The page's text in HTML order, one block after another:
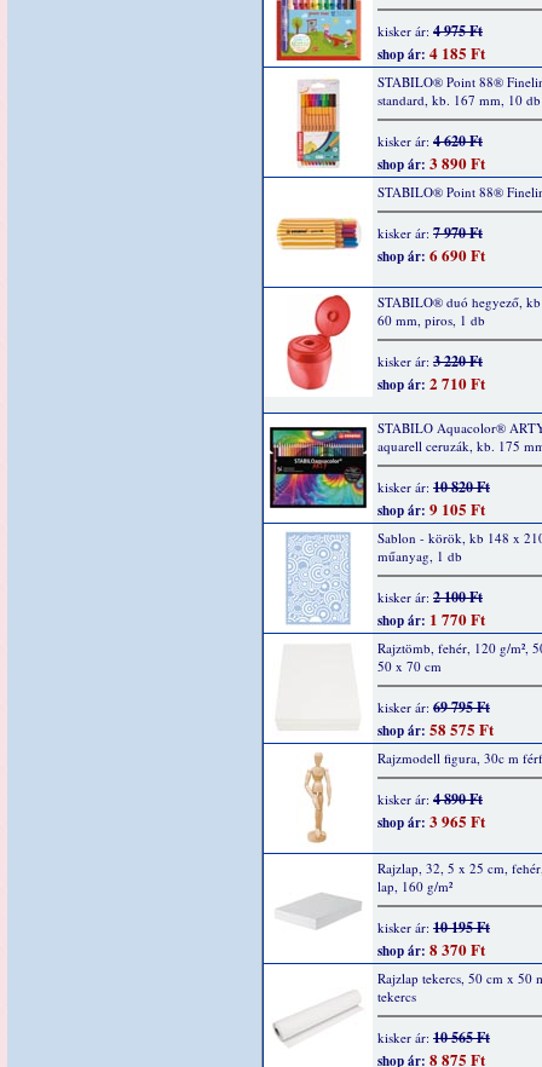
kisker ár: 4 975 Ft
shop ár: 4 185 Ft
STABILO® Point 88®
standard, kb. 167 mm, 10 db
kisker ár: 4 620 Ft
shop ár: 3 890 Ft
STABILO® Point 88®
kisker ár: 7 970 Ft
shop ár: 6 690 Ft
STABILO® duó hegyező,
60 mm, piros, 1 db
kisker ár: 3 220 Ft
shop ár: 2 710 Ft
STABILO Aquacolor®
aquarell ceruzák, kb. 175
kisker ár: 10 820 Ft
shop ár: 9 105 Ft
Sablon - körök, kb 148 x
műanyag, 1 db
kisker ár: 2 100 Ft
shop ár: 1 770 Ft
Rajztömb, fehér, 120 g/m²,
50 x 70 cm
kisker ár: 69 795 Ft
shop ár: 58 575 Ft
Rajzmodell figura, 30c m
kisker ár: 4 890 Ft
shop ár: 3 965 Ft
Rajzlap, 32, 5 x 25 cm,
lap, 160 g/m²
kisker ár: 10 195 Ft
shop ár: 8 370 Ft
Rajzlap tekercs, 50 cm x 50
tekercs
kisker ár: 10 565 Ft
shop ár: 8 875 Ft